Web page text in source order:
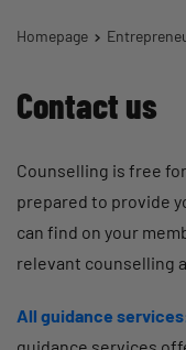
Homepage
Contact us
Counselling is free
prepared to provide
can find on your
relevant counselling
All guidance